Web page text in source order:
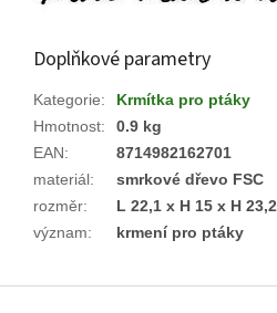
Doplňkové parametry
Kategorie:
Krmítka pro ptáky
Hmotnost:
0.9 kg
EAN:
8714982162701
materiál:
smrkové dřevo FSC
rozměr:
L 22,1 x H 15 x H 23,2
význam: krmení pro ptáky
Z